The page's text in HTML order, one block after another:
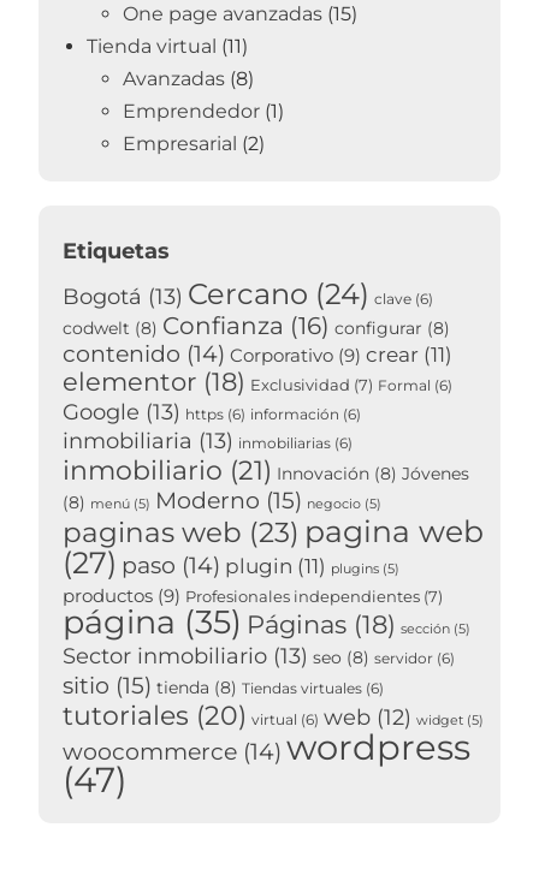
One page avanzadas (15)
Tienda virtual (11)
Avanzadas (8)
Emprendedor (1)
Empresarial (2)
Etiquetas
Bogotá (13) Cercano (24) clave (6)
codwelt (8) Confianza (16) configurar (8)
contenido (14) Corporativo (9) crear (11)
elementor (18) Exclusividad (7) Formal (6)
Google (13) https (6) información (6)
inmobiliaria (13) inmobiliarias (6)
inmobiliario (21) Innovación (8) Jóvenes
(8) menú (5) Moderno (15) negocio (5)
paginas web (23) pagina web
(27) paso (14) plugin (11) plugins (5)
productos (9) Profesionales independientes (7)
página (35) Páginas (18) sección (5)
Sector inmobiliario (13) seo (8) servidor (6)
sitio (15) tienda (8) Tiendas virtuales (6)
tutoriales (20) virtual (6) web (12) widget (5)
woocommerce (14) wordpress
(47)